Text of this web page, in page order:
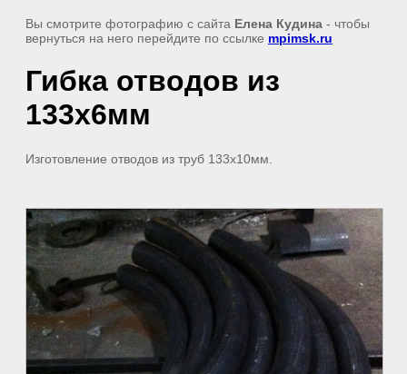
Вы смотрите фотографию с сайта Елена Кудина - чтобы
вернуться на него перейдите по ссылке mpimsk.ru
Гибка отводов из
133х6мм
Изготовление отводов из труб 133х10мм.